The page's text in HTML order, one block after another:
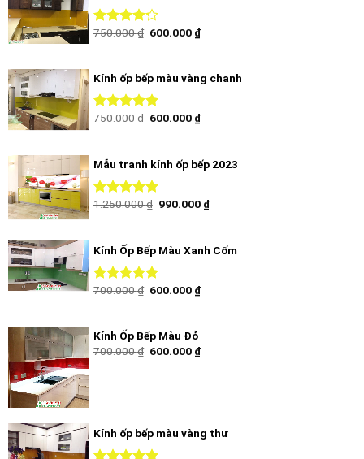
Được xếp
750.000₫ 600.000 ₫
Kính ốp bếp màu vàng chanh
Được xếp
750.000₫ 600.000 ₫
Mẫu tranh kính ốp bếp 2023
Được xếp
1.250.000₫ 990.000 ₫
Kính Ốp Bếp Màu Xanh Cốm
Được xếp
700.000₫ 600.000 ₫
Kính Ốp Bếp Màu Đỏ
700.000₫ 600.000 ₫
Kính ốp bếp màu vàng thư